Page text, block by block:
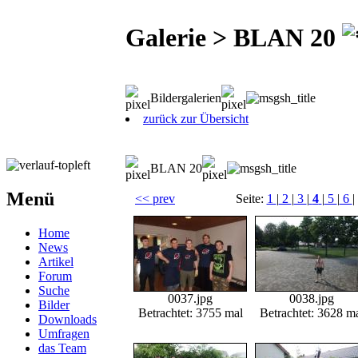
Menü
Home
News
Artikel
Forum
Suche
Bilder
Downloads
Umfragen
das Team
Galerie > BLAN 20
Bildergalerien
zurück zur Übersicht
BLAN 20
<< prev Seite: 1 | 2 | 3 | 4 | 5 | 6 |
0037.jpg
Betrachtet: 3755 mal
0038.jpg
Betrachtet: 3628